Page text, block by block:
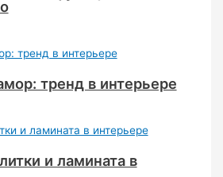
тренд в интерьере
и ламината в